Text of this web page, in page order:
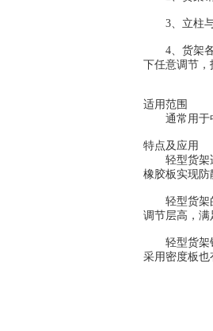
3、立柱与
4、货架各
下任意调节，
适用范围
通常用于中
特点及应用
轻型货架适
橡胶板实现防
轻型货架的
调节层高，满
轻型货架钢
采用密度板也